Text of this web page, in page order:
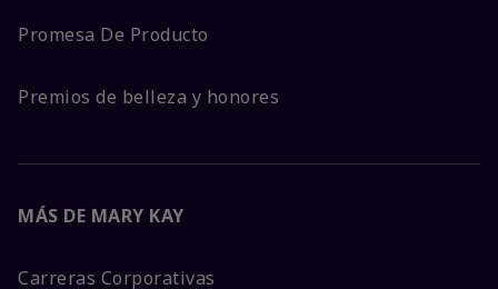
Promesa De Producto
Premios de belleza y honores
MÁS DE MARY KAY
Carreras Corporativas